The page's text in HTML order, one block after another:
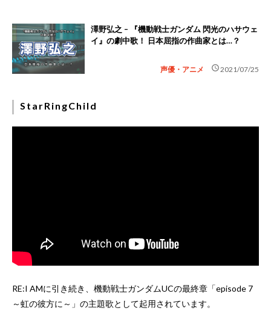
澤野弘之 – 『機動戦士ガンダム 閃光のハサウェ
イ』の劇中歌！ 日本屈指の作曲家とは…？
声優・アニメ schedule2021/07/25
StarRingChild
RE:I AMに引き続き、機動戦士ガンダムUCの最終章「episode 7
～虹の彼方に～」の主題歌として起用されています。